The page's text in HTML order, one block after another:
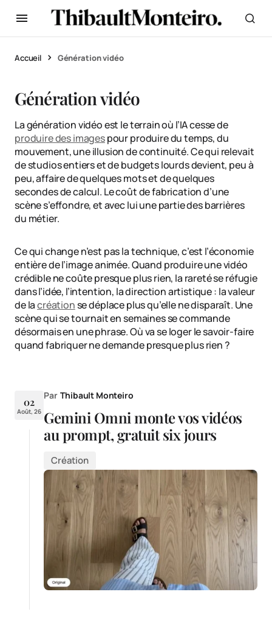
Accueil Génération vidéo
Génération vidéo
La génération vidéo est le terrain où l’IA cesse de
produire des imagespour produire du temps, du
mouvement, une illusion de continuité. Ce qui relevait
de studios entiers et de budgets lourds devient, peu à
peu, affaire de quelques mots et de quelques
secondes de calcul. Le coût de fabrication d’une
scène s’effondre, et avec lui une partie des barrières
du métier.
Ce qui change n’est pas la technique, c’est l’économie
entière de l’image animée. Quand produire une vidéo
crédible ne coûte presque plus rien, la rareté se réfugie
dans l’idée, l’intention, la direction artistique : la valeur
de lacréationse déplace plus qu’elle ne disparaît. Une
scène qui se tournait en semaines se commande
désormais en une phrase. Où va se loger le savoir-faire
quand fabriquer ne demande presque plus rien ?
02
Août, 26
Par Thibault Monteiro
Gemini Omni monte vos vidéos
au prompt, gratuit six jours
Création